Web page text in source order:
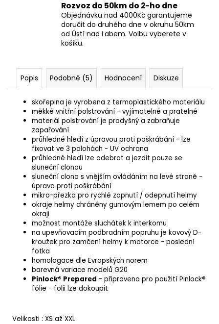
Rozvoz do 50km do 2-ho dne
Objednávku nad 4000Kč garantujeme
doručit do druhého dne v okruhu 50km
od Ústí nad Labem. Volbu vyberete v
košíku.
Popis Podobné (5) Hodnocení Diskuze
skořepina je vyrobena z termoplastického materiálu
měkké vnitřní polstrování - vyjímatelné a pratelné
materiál polstrování je prodyšný a zabraňuje
zapařování
průhledné hledí z úpravou proti poškrábání - lze
fixovat ve 3 polohách - UV ochrana
průhledné hledí lze odebrat a jezdit pouze se
sluneční clonou
sluneční clona s vnějším ovládáním na levé straně -
úprava proti poškrábání
mikro-přezka pro rychlé zapnutí / odepnutí helmy
okraje helmy chráněny gumovým lemem po celém
okraji
možnost montáže sluchátek k interkomu
na upevňovacím podbradním popruhu je kovový D-
kroužek pro zamčení helmy k motorce - poslední
fotka
homologace dle Evropských norem
barevná variace modelů G20
Pinlock® Prepared - připraveno pro použití Pinlock®
fólie - folii lze dokoupit
Velikosti : XS až XXL